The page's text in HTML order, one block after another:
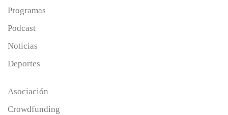
Programas
Podcast
Noticias
Deportes
Asociación
Crowdfunding